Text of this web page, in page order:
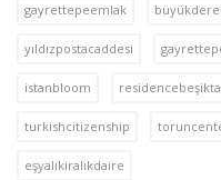
gayrettepeemlak
yıldızpostacaddesi
istanbloom
turkishcitizenship
eşyalıkiralıkdaire